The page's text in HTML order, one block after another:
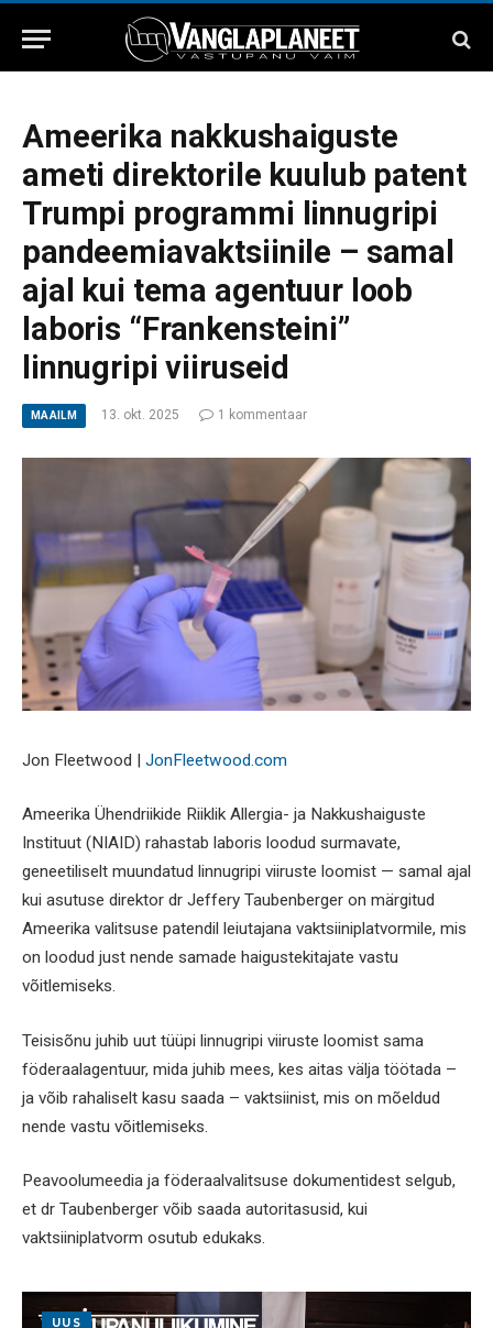
Ameerika nakkushaiguste
ameti direktorile kuulub patent
Trumpi programmi linnugripi
pandeemiavaktsiinile – samal
ajal kui tema agentuur loob
laboris “Frankensteini”
linnugripi viiruseid
MAAILM 13. okt. 2025 1 kommentaar
Jon Fleetwood | JonFleetwood.com
Ameerika Ühendriikide Riiklik Allergia- ja Nakkushaiguste
Instituut (NIAID) rahastab laboris loodud surmavate,
geneetiliselt muundatud linnugripi viiruste loomist — samal ajal
kui asutuse direktor dr Jeffery Taubenberger on märgitud
Ameerika valitsuse patendil leiutajana vaktsiiniplatvormile, mis
on loodud just nende samade haigustekitajate vastu
võitlemiseks.
Teisisõnu juhib uut tüüpi linnugripi viiruste loomist sama
föderaalagentuur, mida juhib mees, kes aitas välja töötada –
ja võib rahaliselt kasu saada – vaktsiinist, mis on mõeldud
nende vastu võitlemiseks.
Peavoolumeedia ja föderaalvalitsuse dokumentidest selgub,
et dr Taubenberger võib saada autoritasusid, kui
vaktsiiniplatvorm osutub edukaks.
UUS